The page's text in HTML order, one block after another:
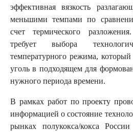
эффективная вязкость
меньшими темпами по
счет термического
требует выбора
температурного режима,
уголь в подходящем для
нужного периода времени.
В рамках работ по проекту
информацией о состояние
рынках полукокса/кокса